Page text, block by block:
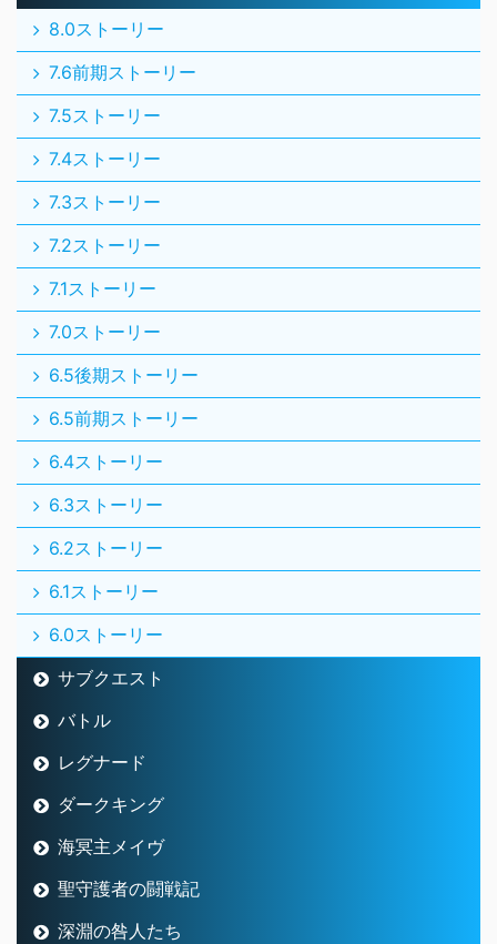
8.0ストーリー
7.6前期ストーリー
7.5ストーリー
7.4ストーリー
7.3ストーリー
7.2ストーリー
7.1ストーリー
7.0ストーリー
6.5後期ストーリー
6.5前期ストーリー
6.4ストーリー
6.3ストーリー
6.2ストーリー
6.1ストーリー
6.0ストーリー
サブクエスト
バトル
レグナード
ダークキング
海冥主メイヴ
聖守護者の闘戦記
深淵の咎人たち